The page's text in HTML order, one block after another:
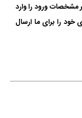
مشخصات ورود را وارد
را برای ما ارسال